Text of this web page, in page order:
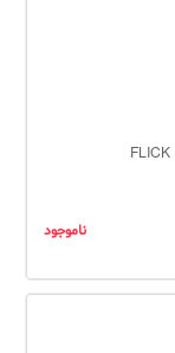
ناموجود